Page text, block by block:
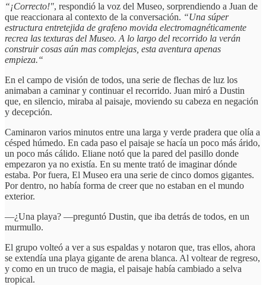
“¡Correcto!", respondió la voz del Museo, sorprendiendo a Juan de
que reaccionara al contexto de la conversación. “Una súper
estructura entretejida de grafeno movida electromagnéticamente
recrea las texturas del Museo. A lo largo del recorrido la verán
construir cosas aún mas complejas, esta aventura apenas
empieza.“
En el campo de visión de todos, una serie de flechas de luz los
animaban a caminar y continuar el recorrido. Juan miró a Dustin
que, en silencio, miraba al paisaje, moviendo su cabeza en negación
y decepción.
Caminaron varios minutos entre una larga y verde pradera que olía a
césped húmedo. En cada paso el paisaje se hacía un poco más árido,
un poco más cálido. Eliane notó que la pared del pasillo donde
empezaron ya no existía. En su mente trató de imaginar dónde
estaba. Por fuera, El Museo era una serie de cinco domos gigantes.
Por dentro, no había forma de creer que no estaban en el mundo
exterior.
—¿Una playa? —preguntó Dustin, que iba detrás de todos, en un
murmullo.
El grupo volteó a ver a sus espaldas y notaron que, tras ellos, ahora
se extendía una playa gigante de arena blanca. Al voltear de regreso,
y como en un truco de magia, el paisaje había cambiado a selva
tropical.